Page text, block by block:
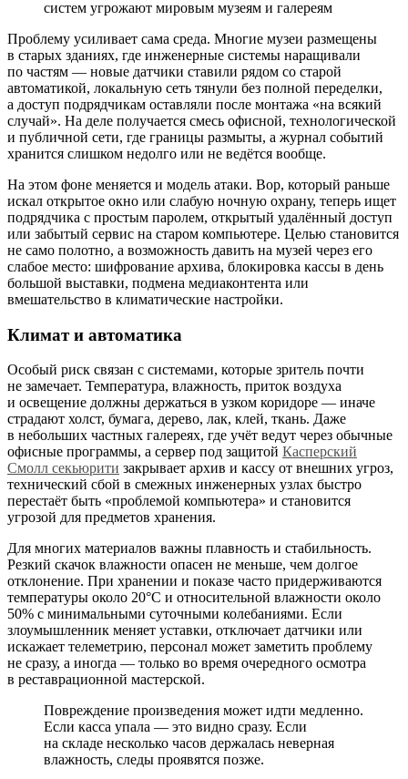
Проблему усиливает сама среда. Многие музеи размещены
в старых зданиях, где инженерные системы наращивали
по частям — новые датчики ставили рядом со старой
автоматикой, локальную сеть тянули без полной переделки,
а доступ подрядчикам оставляли после монтажа «на всякий
случай». На деле получается смесь офисной, технологической
и публичной сети, где границы размыты, а журнал событий
хранится слишком недолго или не ведётся вообще.
На этом фоне меняется и модель атаки. Вор, который раньше
искал открытое окно или слабую ночную охрану, теперь ищет
подрядчика с простым паролем, открытый удалённый доступ
или забытый сервис на старом компьютере. Целью становится
не само полотно, а возможность давить на музей через его
слабое место: шифрование архива, блокировка кассы в день
большой выставки, подмена медиаконтента или
вмешательство в климатические настройки.
Климат и автоматика
Особый риск связан с системами, которые зритель почти
не замечает. Температура, влажность, приток воздуха
и освещение должны держаться в узком коридоре — иначе
страдают холст, бумага, дерево, лак, клей, ткань. Даже
в небольших частных галереях, где учёт ведут через обычные
офисные программы, а сервер под защитой Касперский
Смолл секьюрити закрывает архив и кассу от внешних угроз,
технический сбой в смежных инженерных узлах быстро
перестаёт быть «проблемой компьютера» и становится
угрозой для предметов хранения.
Для многих материалов важны плавность и стабильность.
Резкий скачок влажности опасен не меньше, чем долгое
отклонение. При хранении и показе часто придерживаются
температуры около 20°C и относительной влажности около
50% с минимальными суточными колебаниями. Если
злоумышленник меняет уставки, отключает датчики или
искажает телеметрию, персонал может заметить проблему
не сразу, а иногда — только во время очередного осмотра
в реставрационной мастерской.
Повреждение произведения может идти медленно.
Если касса упала — это видно сразу. Если
на складе несколько часов держалась неверная
влажность, следы проявятся позже.